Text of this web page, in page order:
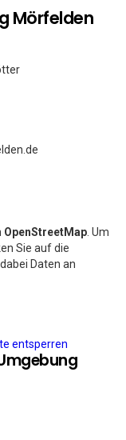
Mörfelden
OpenStreetMap . Um
Sie auf die
Daten an
entsperren